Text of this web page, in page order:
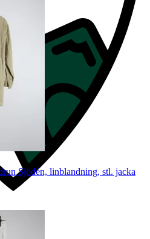
Sjödén, linblandning, stl. jacka